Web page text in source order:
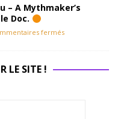
– A Mythmaker’s
Doc.
fermés
LE SITE !